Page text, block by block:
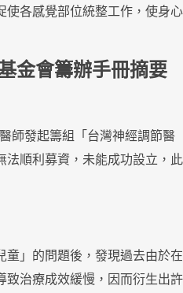
使各感覺部位統整工作，使身心
金會籌辦手冊摘要
師發起籌組「台灣神經調節醫
法順利募資，未能成功設立，此
」的問題後，發現過去由於在
致治療成效緩慢，因而衍生出許